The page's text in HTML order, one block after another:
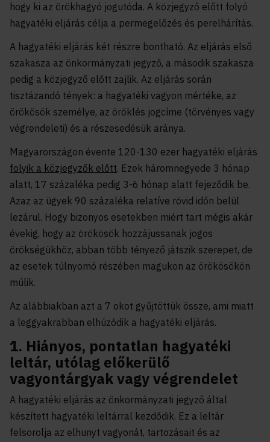
hogy ki az örökhagyó jogutóda. A közjegyző előtt folyó
hagyatéki eljárás célja a permegelőzés és perelhárítás.
A hagyatéki eljárás két részre bontható. Az eljárás első
szakasza az önkormányzati jegyző, a második szakasza
pedig a közjegyző előtt zajlik. Az eljárás során
tisztázandó tények: a hagyatéki vagyon mértéke, az
örökösök személye, az öröklés jogcíme (törvényes vagy
végrendeleti) és a részesedésük aránya.
Magyarországon évente 120-130 ezer hagyatéki eljárás
folyik a közjegyzők előtt. Ezek háromnegyede 3 hónap
alatt, 17 százaléka pedig 3-6 hónap alatt fejeződik be.
Azaz az ügyek 90 százaléka relatíve rövid időn belül
lezárul. Hogy bizonyos esetekben miért tart mégis akár
évekig, hogy az örökösök hozzájussanak jogos
örökségükhöz, abban több tényező játszik szerepet, de
az esetek túlnyomó részében magukon az örökösökön
múlik.
Az alábbiakban azt a 7 okot gyűjtöttük össze, ami miatt
a leggyakrabban elhúzódik a hagyatéki eljárás.
1. Hiányos, pontatlan hagyatéki
leltár, utólag előkerülő
vagyontárgyak vagy végrendelet
A hagyatéki eljárás az önkormányzati jegyző által
készített hagyatéki leltárral kezdődik. Ez a leltár
felsorolja az elhunyt vagyonát, tartozásait és az